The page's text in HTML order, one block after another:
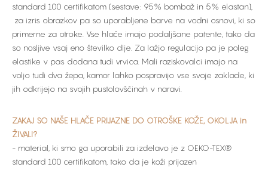
standard 100 certifikatom (sestave: 95% bombaž in 5% elastan),
za izris obrazkov pa so uporabljene barve na vodni osnovi, ki so
primerne za otroke. Vse hlače imajo podaljšane patente, tako da
so nosljive vsaj eno številko dlje. Za lažjo regulacijo pa je poleg
elastike v pas dodana tudi vrvica. Mali raziskovalci imajo na
voljo tudi dva žepa, kamor lahko pospravijo vse svoje zaklade, ki
jih odkrijejo na svojih pustolovščinah v naravi.
ZAKAJ SO NAŠE HLAČE PRIJAZNE DO OTROŠKE KOŽE, OKOLJA in
ŽIVALI?
- material, ki smo ga uporabili za izdelavo je z OEKO-TEX®
standard 100 certifikatom, tako da je koži prijazen